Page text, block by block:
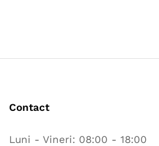
Contact
Luni - Vineri: 08:00 - 18:00